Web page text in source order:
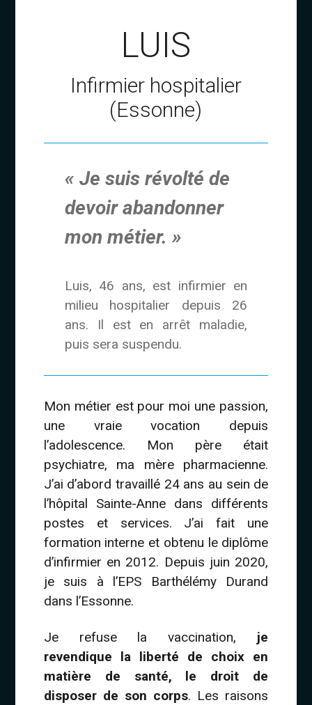
LUIS
Infirmier hospitalier
(Essonne)
« Je suis révolté de
devoir abandonner
mon métier. »
Luis, 46 ans, est infirmier en
milieu hospitalier depuis 26
ans. Il est en arrêt maladie,
puis sera suspendu.
Mon métier est pour moi une passion,
une vraie vocation depuis
l’adolescence. Mon père était
psychiatre, ma mère pharmacienne.
J’ai d’abord travaillé 24 ans au sein de
l’hôpital Sainte-Anne dans différents
postes et services. J’ai fait une
formation interne et obtenu le diplôme
d’infirmier en 2012. Depuis juin 2020,
je suis à l’EPS Barthélémy Durand
dans l’Essonne.
Je refuse la vaccination, je
revendique la liberté de choix en
matière de santé, le droit de
disposer de son corps. Les raisons